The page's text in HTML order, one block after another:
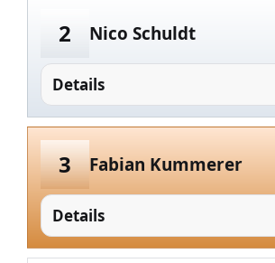
2 Nico Schuldt
Details
3 Fabian Kummerer
Details